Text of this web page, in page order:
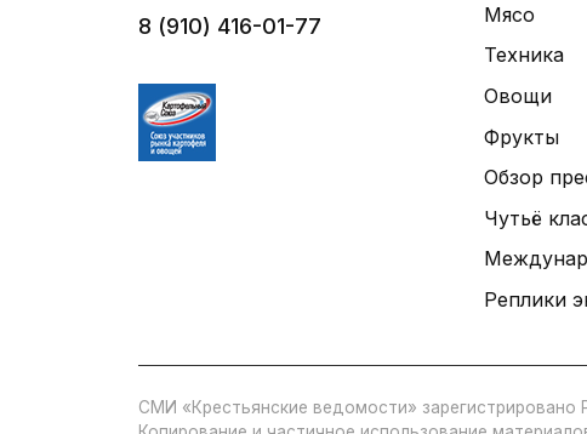
8 (910) 416-01-77
Мясо
Техника
Овощи
Фрукты
Обзор
Чутьё
Реплики
СМИ «Крестьянские ведомости»